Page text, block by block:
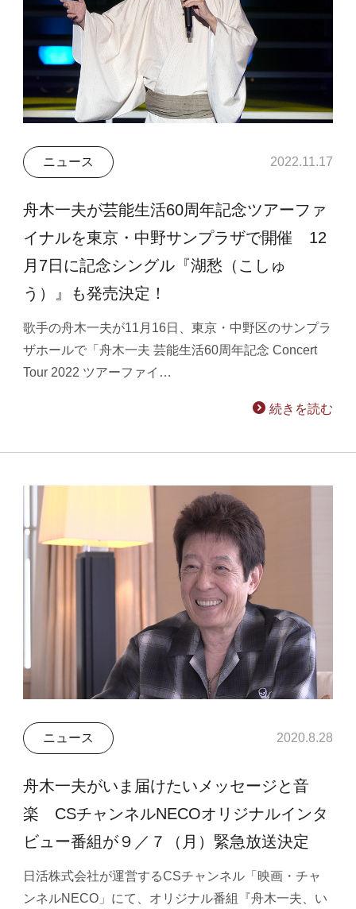
ニュース 2022.11.17
舟木一夫が芸能生活60周年記念ツアーファ
イナルを東京・中野サンプラザで開催 12
月7日に記念シングル『湖愁（こしゅ
う）』も発売決定！
歌手の舟木一夫が11月16日、東京・中野区のサンプラ
ザホールで「舟木一夫 芸能生活60周年記念 Concert
Tour 2022 ツアーファイ…
続きを読む
ニュース 2020.8.28
舟木一夫がいま届けたいメッセージと音
楽 CSチャンネルNECOオリジナルインタ
ビュー番組が９／７（月）緊急放送決定
日活株式会社が運営するCSチャンネル「映画・チャ
ンネルNECO」にて、オリジナル番組『舟木一夫、い